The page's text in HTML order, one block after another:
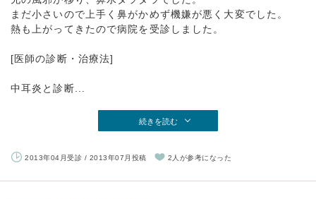
まだ小さいので上手く鼻がかめず機嫌が悪く大変でした。
熱も上がってきたので病院を受診しました。
[医師の診断・治療法]
中耳炎と診断...
続きを読む
2013年04月受診 / 2013年07月投稿 2人が参考になった